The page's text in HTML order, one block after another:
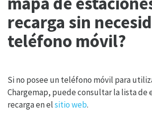
recarga sin
teléfono móvil?
Si no posee un teléfono móvil para
Chargemap, puede consultar la lista de
recarga en elsitio web.